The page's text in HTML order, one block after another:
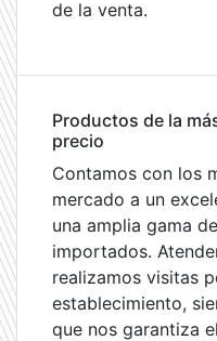
de la venta.
Productos de la
precio
Contamos con los
mercado a un
una amplia gama
importados.
realizamos visitas
establecimiento,
que nos garantiza